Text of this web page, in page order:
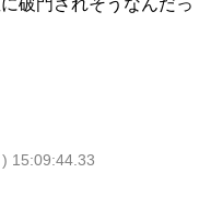
破門されそうなんだっ
15:09:44.33